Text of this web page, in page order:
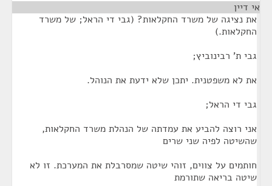
אי דיין
את נציגה של משרד החקלאות? (גבי די הראל; של משרד
החקלאות.)
גבי ת' רבינוביץ;
את לא משפטנית. יתכן שלא ידעת את הנוהל.
גבי די הראל;
אני רוצה להביע את עמדתה של הנהלת משרד החקלאות,
שהשיטה לפיה שני שרים
חותמים על צווים, זוהי שיטה שמסרבלת את המערכת. זו לא
שיטה בריאה שתורמת